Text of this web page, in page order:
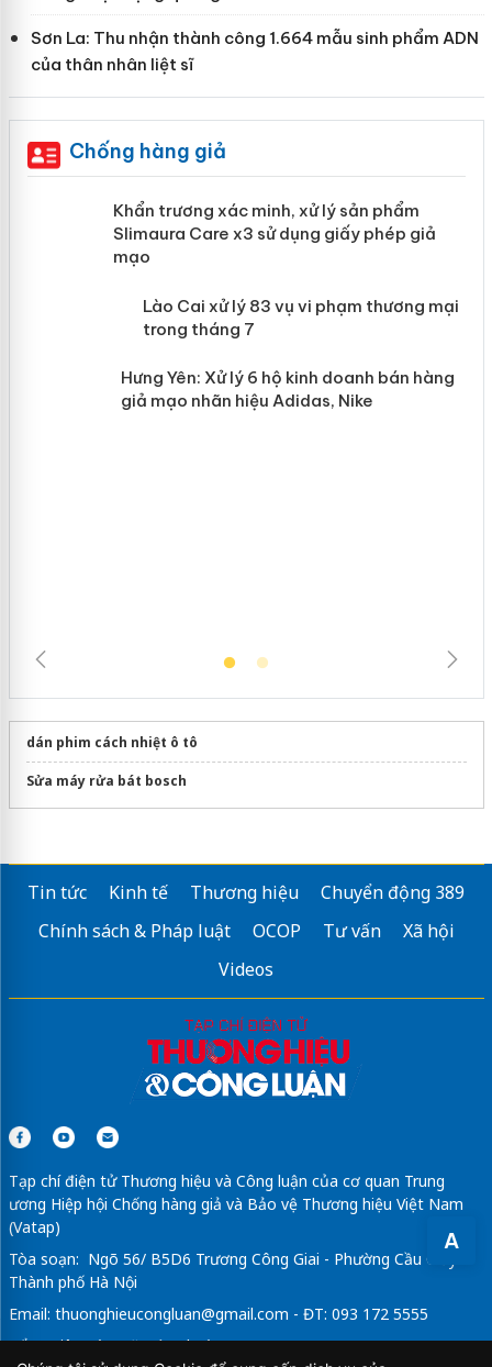
A
Sơn La: Thu nhận thành công 1.664 mẫu sinh phẩm ADN
của thân nhân liệt sĩ
Chống hàng giả
Khẩn trương xác minh, xử lý sản phẩm
Slimaura Care x3 sử dụng giấy phép
mại trong tháng 7
dán phim cách nhiệt ô tô
Sửa máy rửa bát bosch
Tin tức Kinh tế Thương hiệu
Chuyển động 389
Chính sách & Pháp luật
OCOP Tư vấn
Xã hội
Videos
Tạp chí điện tử Thương hiệu và Công luận của cơ quan Trung
ương Hiệp hội Chống hàng giả và Bảo vệ Thương hiệu Việt Nam
(Vatap)
Tòa soạn: Ngõ 56/ B5D6 Trương Công Giai - Phường Cầu Giấy -
Thành phố Hà Nội
Email: thuonghieucongluan@gmail.com - ĐT: 093 172 5555
Tổng Biên Tập: Vũ Đức Thuận